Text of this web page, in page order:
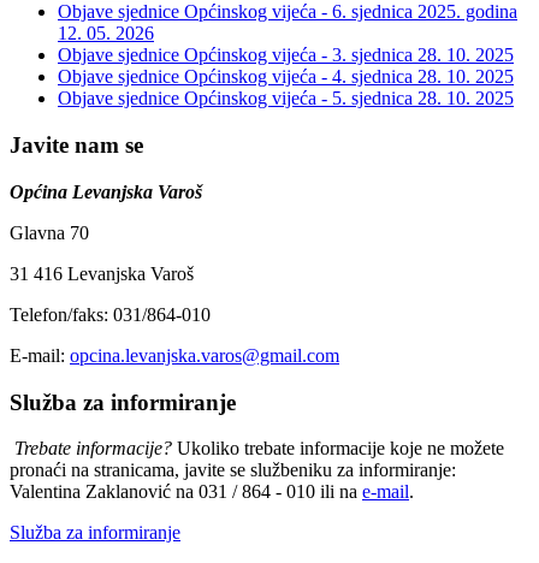
Objave sjednice Općinskog vijeća - 6. sjednica 2025. godina
12. 05. 2026
Objave sjednice Općinskog vijeća - 3. sjednica 28. 10. 2025
Objave sjednice Općinskog vijeća - 4. sjednica 28. 10. 2025
Objave sjednice Općinskog vijeća - 5. sjednica 28. 10. 2025
Javite nam se
Općina Levanjska Varoš
Glavna 70
31 416 Levanjska Varoš
Telefon/faks: 031/864-010
E-mail: opcina.levanjska.varos@gmail.com
Služba za informiranje
Trebate informacije? Ukoliko trebate informacije koje ne možete
pronaći na stranicama, javite se službeniku za informiranje:
Valentina Zaklanović na 031 / 864 - 010 ili na e-mail.
Služba za informiranje